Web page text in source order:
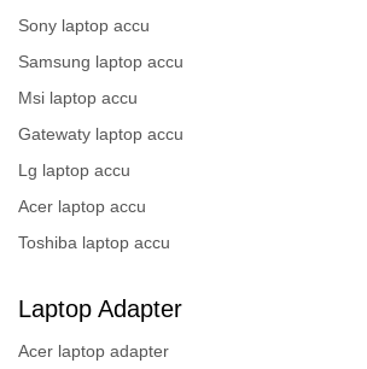
Sony laptop accu
Samsung laptop accu
Msi laptop accu
Gatewaty laptop accu
Lg laptop accu
Acer laptop accu
Toshiba laptop accu
Laptop Adapter
Acer laptop adapter